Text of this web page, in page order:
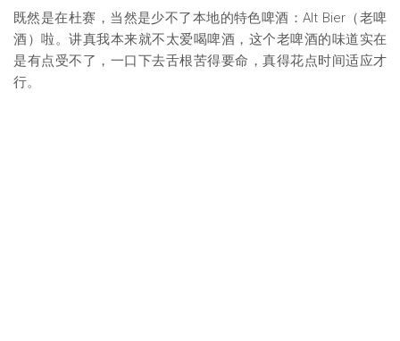
既然是在杜赛，当然是少不了本地的特色啤酒：Alt Bier（老啤
酒）啦。讲真我本来就不太爱喝啤酒，这个老啤酒的味道实在
是有点受不了，一口下去舌根苦得要命，真得花点时间适应才
行。